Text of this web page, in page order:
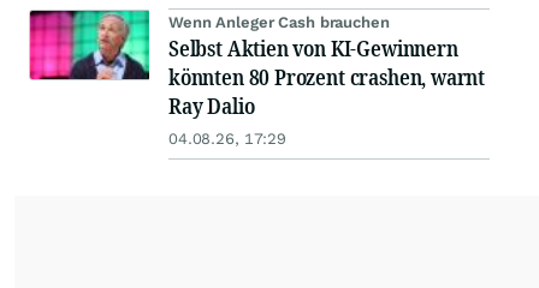
Wenn Anleger Cash brauchen
Selbst Aktien von KI-Gewinnern
könnten 80 Prozent crashen, warnt
Ray Dalio
04.08.26, 17:29